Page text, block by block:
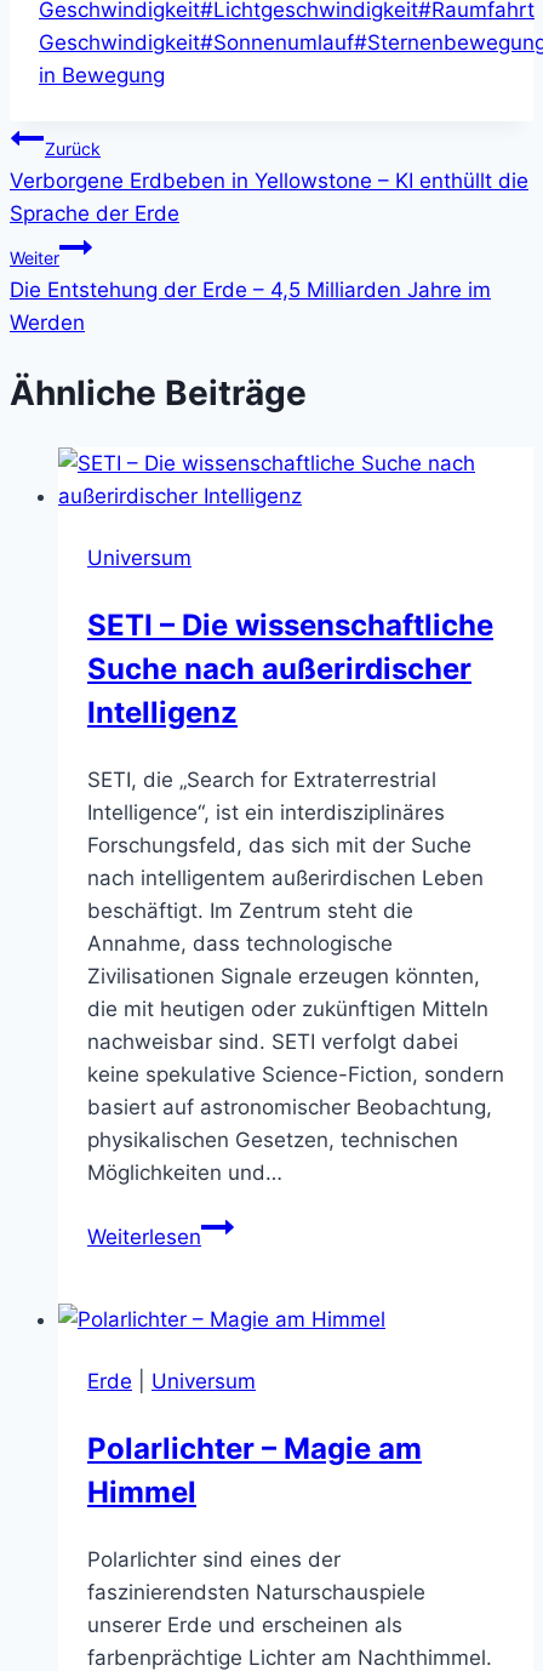
Geschwindigkeit#Lichtgeschwindigkeit#Raumfahrt
Geschwindigkeit#Sonnenumlauf#
in Bewegung
Beitragsnavigation
Zurück
Verborgene Erdbeben in Yellowstone – KI enthüllt die
Sprache der Erde
Weiter
Die Entstehung der Erde – 4,5 Milliarden Jahre im
Werden
Ähnliche Beiträge
Universum
SETI – Die wissenschaftliche
Suche nach außerirdischer
Intelligenz
SETI, die „Search for Extraterrestrial
Intelligence“, ist ein interdisziplinäres
Forschungsfeld, das sich mit der Suche
nach intelligentem außerirdischen Leben
beschäftigt. Im Zentrum steht die
Annahme, dass technologische
Zivilisationen Signale erzeugen könnten,
die mit heutigen oder zukünftigen Mitteln
nachweisbar sind. SETI verfolgt dabei
keine spekulative Science-Fiction, sondern
basiert auf astronomischer Beobachtung,
physikalischen Gesetzen, technischen
Möglichkeiten und…
WeiterlesenSETI
wissenschaftliche
nach
Intelligenz
Erde Universum
Polarlichter – Magie am
Himmel
Polarlichter sind eines der
faszinierendsten Naturschauspiele
unserer Erde und erscheinen als
farbenprächtige Lichter am Nachthimmel.